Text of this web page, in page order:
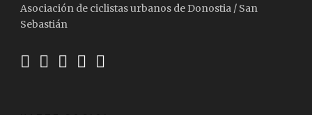
Asociación de ciclistas urbanos de Donostia / San
Sebastián